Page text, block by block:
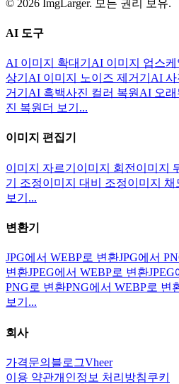
© 2026 ImgLarger. 모든 권리 보유.
AI 도구
AI 이미지 확대기 AI 이미지 업스케
상기 AI 이미지 노이즈 제거기 AI 사
거기 AI 흑백사진 컬러 복원 AI 오래
진 복원 더 보기...
이미지 편집기
이미지 자르기 이미지 회전 이미지
기 조정이미지 대비 조정이미지 채
보기...
변환기
JPG에서 WEBP로 변환JPG에서
변환JPEG에서 WEBP로 변환JPEG
PNG로 변환PNG에서 WEBP로 변
보기...
회사
가격문의 블로그Vheer
이용 약관개인정보 처리방침쿠키